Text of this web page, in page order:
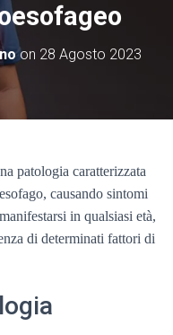
I
T
G
L
on 28 Agosto 2023
patologia caratterizzata
causando sintomi
in qualsiasi età,
di determinati fattori di